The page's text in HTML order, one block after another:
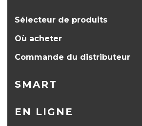
Sélecteur de produits
Où acheter
Commande du distributeur
SMART
EN LIGNE